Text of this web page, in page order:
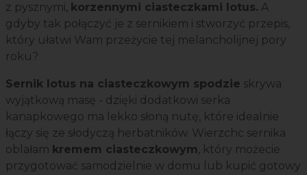
z pysznymi, korzennymi ciasteczkami lotus. A
gdyby tak połączyć je z sernikiem i stworzyć przepis,
który ułatwi Wam przeżycie tej melancholijnej pory
roku?
Sernik lotus na ciasteczkowym spodzie skrywa
wyjątkową masę - dzięki dodatkowi serka
kanapkowego ma lekko słoną nutę, które idealnie
łączy się ze słodyczą herbatników. Wierzchc sernika
oblałam kremem ciasteczkowym, który możecie
przygotować samodzielnie w domu lub kupić gotowy